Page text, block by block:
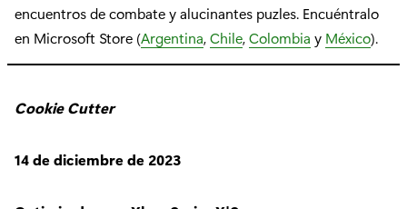
encuentros de combate y alucinantes puzles. Encuéntralo
en Microsoft Store (Argentina,Chile,Colombia y México).
Cookie Cutter
14 de diciembre de 2023